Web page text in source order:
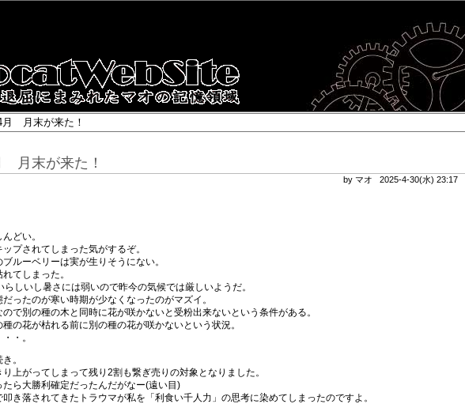
月末が来た！
月末が来た！
by マオ 2025-4-30(水) 23:17
どい。
プされてしまった気がするぞ。
ルーベリーは実が生りそうにない。
てしまった。
しいし暑さには弱いので昨今の気候では厳しいようだ。
ったのが寒い時期が少なくなったのがマズイ。
ので別の種の木と同時に花が咲かないと受粉出来ないという条件がある。
の花が枯れる前に別の種の花が咲かないという状況。
・。
。
上がってしまって残り2割も繋ぎ売りの対象となりました。
ら大勝利確定だったんだがなー(遠い目)
叩き落されてきたトラウマが私を「利食い千人力」の思考に染めてしまったのですよ。